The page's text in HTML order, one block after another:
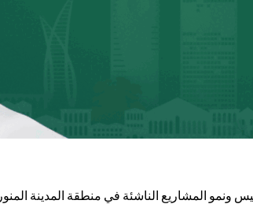
ونمو المشاريع الناشئة في منطقة المدينة